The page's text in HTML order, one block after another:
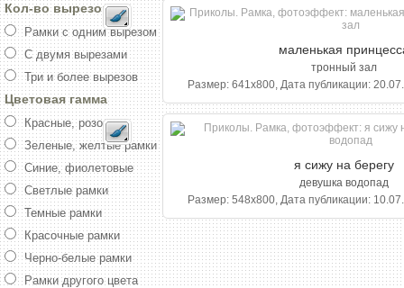
Кол-во вырезов
Рамки с одним вырезом
С двумя вырезами
Три и более вырезов
Цветовая гамма
Красные, розовые
Зеленые, желтые рамки
Синие, фиолетовые
Светлые рамки
Темные рамки
Красочные рамки
Черно-белые рамки
Рамки другого цвета
маленькая
тронный зал
Размер: 641x800, Дата публикации:
я сижу на берегу
девушка водопад
Размер: 548x800, Дата публикации: